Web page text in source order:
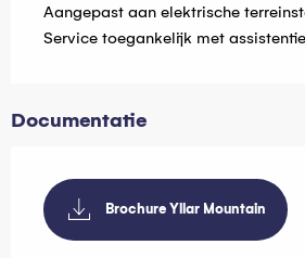
Aangepast aan elektrische
Service toegankelijk met
Documentatie
Brochure Yllar Mountain